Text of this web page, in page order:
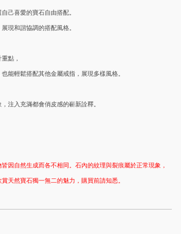
己喜愛的寶石自由搭配。
現和諧協調的搭配風格。
點，
能輕鬆搭配其他金屬戒指，展現多樣風格。
注入充滿都會俏皮感的嶄新詮釋。
因自然生成而各不相同。石內的紋理與裂痕屬於正常現象，
天然寶石獨一無二的魅力，購買前請知悉。